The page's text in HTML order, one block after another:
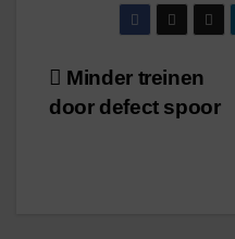
minuut leestijd
Bericht
Minder treinen
door defect spoor